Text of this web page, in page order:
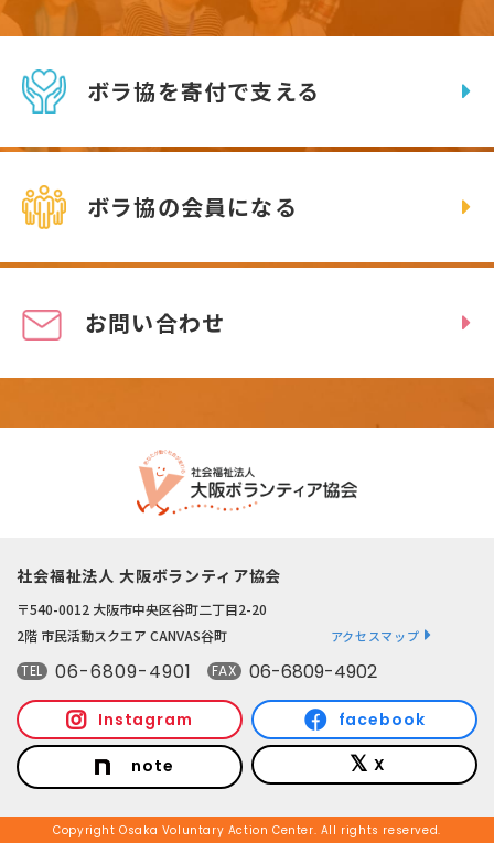
ボラ協を寄付で支える
ボラ協の会員になる
お問い合わせ
社会福祉法人 大阪ボランティア協会
〒540-0012 大阪市中央区谷町二丁目2-20
2階 市民活動スクエア CANVAS谷町
アクセスマップ
TEL 06-6809-4901 FAX 06-6809-4902
Instagram facebook
note X
Copyright Osaka Voluntary Action Center. All rights reserved.